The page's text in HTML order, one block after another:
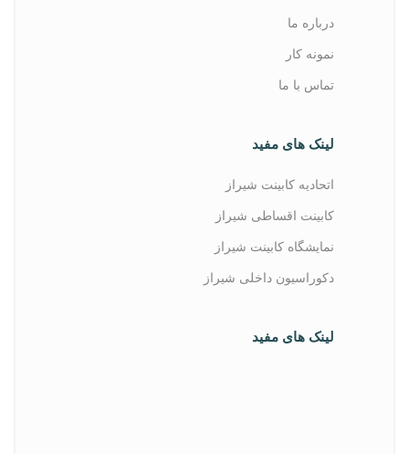
درباره ما
نمونه کار
تماس با ما
لینک های مفید
اتحادیه کابینت شیراز
کابینت اقساطی شیراز
نمایشگاه کابینت شیراز
دکوراسیون داخلی شیراز
لینک های مفید